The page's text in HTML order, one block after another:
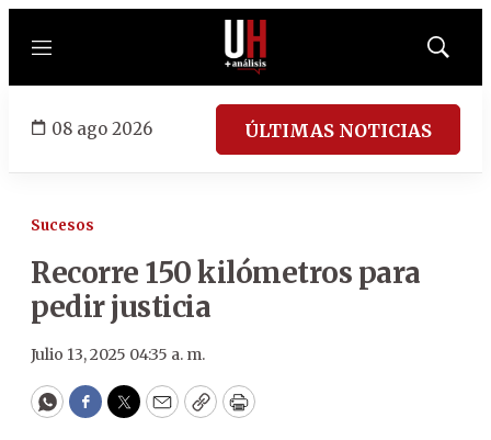
Menú
Mostrar
08 ago 2026 ÚLTIMAS NOTICIAS
Sucesos
Recorre 150 kilómetros para
pedir justicia
Julio 13, 2025 04:35 a. m.
WhatsApp
Facebook
Twitter
EmailCopyPrint